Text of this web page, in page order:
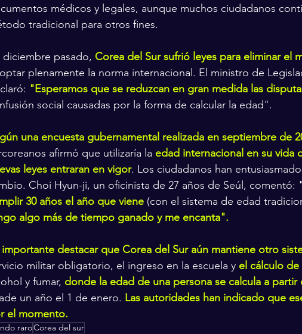
médicos y legales, aunque muchos ciudadanos
tradicional para otros fines.
diciembre pasado, Corea del Sur sufrió leyes para eliminar el
plenamente la norma internacional. El ministro de
"Esperamos que se reduzcan en gran medida las
social causadas por la forma de calcular la edad".
una encuesta gubernamental realizada en septiembre de
afirmó que utilizaría la edad internacional en su vida
leyes entraran en vigor. Los ciudadanos han
Choi Hyun-ji, un oficinista de 27 años de Seúl, comentó: "
30 años el año que viene (con el sistema de edad
algo más de tiempo ganado y me encanta".
importante destacar que Corea del Sur aún mantiene otro
militar obligatorio, el ingreso en la escuela y el cálculo de
y fumar, donde la edad de una persona se calcula a partir
un año el 1 de enero. Las autoridades han indicado que
el momento.
raroCorea del sur